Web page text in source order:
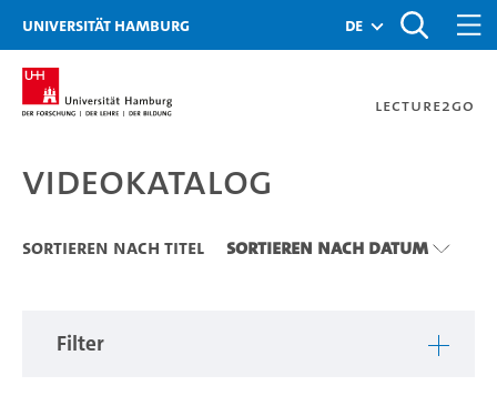
Zu den Filtern
Zur Metanavigation
Zur Hauptnavigation
Zur Suche
Zum Inhalt
Zum Seitenfuss
Universität Hamburg de
Lecture2Go
Videokatalog
Videokatalog
Sortieren nach Titel Sortieren nach Datum
Filter